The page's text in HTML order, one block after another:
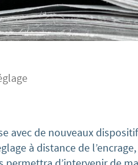
avec de nouveaux
à distance de